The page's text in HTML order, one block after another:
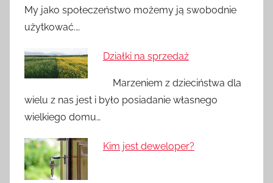
My jako społeczeństwo możemy ją swobodnie
użytkować.…
Działki na sprzedaż
Marzeniem z dzieciństwa dla
wielu z nas jest i było posiadanie własnego
wielkiego domu…
Kim jest deweloper?